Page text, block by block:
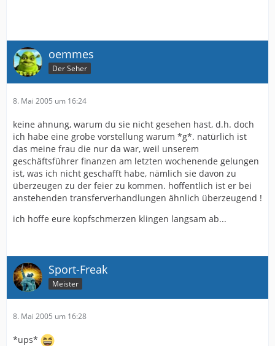
oemmes
Der Seher
8. Mai 2005 um 16:24
keine ahnung, warum du sie nicht gesehen hast, d.h. doch
ich habe eine grobe vorstellung warum *g*. natürlich ist
das meine frau die nur da war, weil unserem
geschäftsführer finanzen am letzten wochenende gelungen
ist, was ich nicht geschafft habe, nämlich sie davon zu
überzeugen zu der feier zu kommen. hoffentlich ist er bei
anstehenden transferverhandlungen ähnlich überzeugend !
ich hoffe eure kopfschmerzen klingen langsam ab...
Sport-Freak
Meister
8. Mai 2005 um 16:28
*ups*